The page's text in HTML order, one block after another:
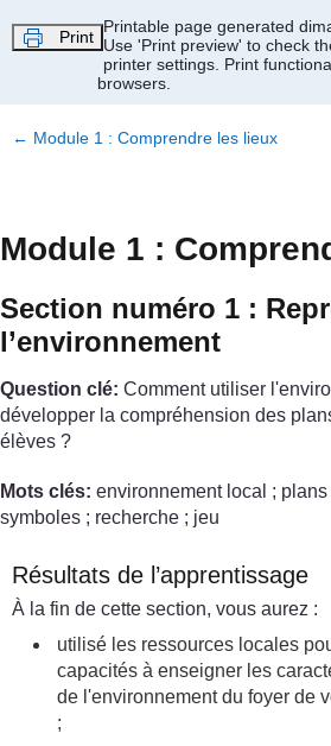
Print
Printable page generated
Use 'Print preview' to check
printer settings. Print
browsers.
← Module 1 : Comprendre les lieux
Module 1 :
Section numéro 1 :
l’environnement
Question clé: Comment utiliser
développer la compréhension des
élèves ?
Mots clés: environnement local ;
symboles ; recherche ; jeu
Résultats de l’apprentissage
À la fin de cette section, vous aurez :
utilisé les ressources locales
capacités à enseigner les
de l'environnement du foyer de
;